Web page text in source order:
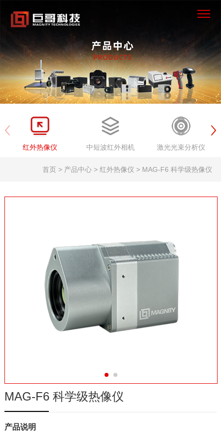
×
首页
产品中心
新闻资讯
关于我们
红外热像仪 中短波红外相机 激光光束分析仪
首页 > 产品中心 > 红外热像仪 > MAG-F6 科学级热像仪
MAG-F6 科学级热像仪
产品说明